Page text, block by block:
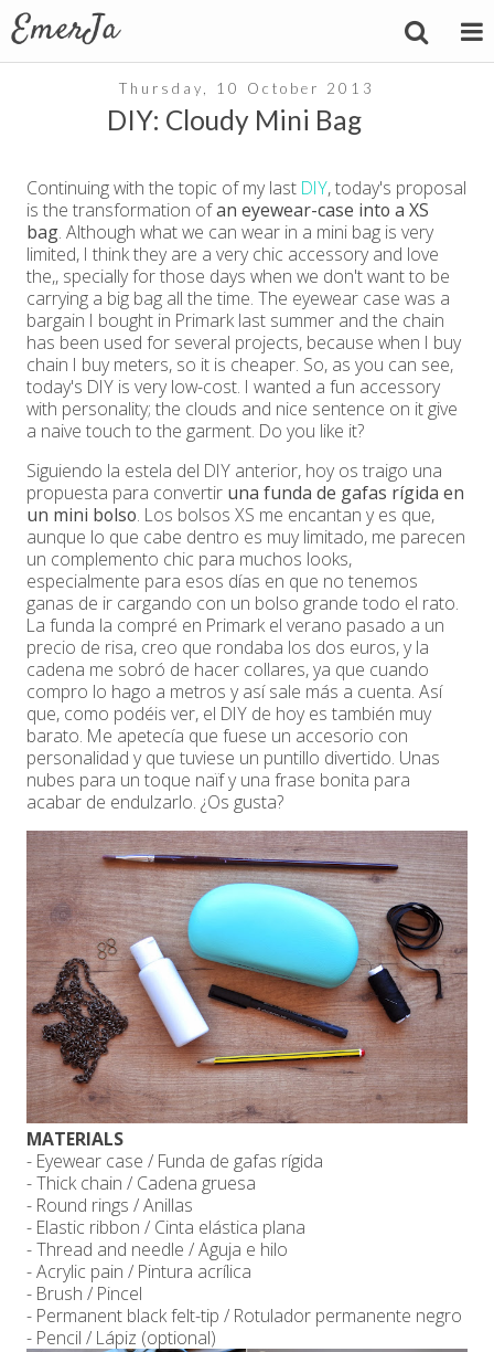
Thursday, 10 October 2013
DIY: Cloudy Mini Bag
Continuing with the topic of my last DIY, today's proposal
is the transformation ofan eyewear-case into a XS
bag. Although what we can wear in a mini bag is very
limited, I think they are a very chic accessory and love
the,, specially for those days when we don't want to be
carrying a big bag all the time. The eyewear case was a
bargain I bought in Primark last summer and the chain
has been used for several projects, because when I buy
chain I buy meters, so it is cheaper. So, as you can see,
today's DIY is very low-cost. I wanted a fun accessory
with personality; the clouds and nice sentence on it give
a naive touch to the garment. Do you like it?
Siguiendo la estela del DIY anterior, hoy os traigo una
propuesta para convertir una funda de gafas rígida en
un mini bolso. Los bolsos XS me encantan y es que,
aunque lo que cabe dentro es muy limitado, me parecen
un complemento chic para muchos looks,
especialmente para esos días en que no tenemos
ganas de ir cargando con un bolso grande todo el rato.
La funda la compré en Primark el verano pasado a un
precio de risa, creo que rondaba los dos euros, y la
cadena me sobró de hacer collares, ya que cuando
compro lo hago a metros y así sale más a cuenta. Así
que, como podéis ver, el DIY de hoy es también muy
barato. Me apetecía que fuese un accesorio con
personalidad y que tuviese un puntillo divertido. Unas
nubes para un toque naïf y una frase bonita para
acabar de endulzarlo. ¿Os gusta?
MATERIALS
- Eyewear case / Funda de gafas rígida
- Thick chain / Cadena gruesa
- Round rings / Anillas
- Elastic ribbon / Cinta elástica plana
- Thread and needle / Aguja e hilo
- Acrylic pain / Pintura acrílica
- Brush / Pincel
- Permanent black felt-tip / Rotulador permanente negro
- Pencil / Lápiz (optional)